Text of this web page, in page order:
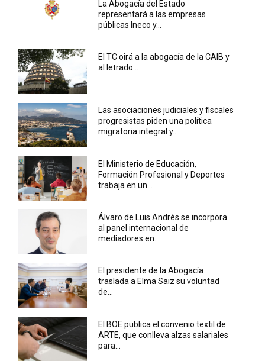
La Abogacía del Estado
representará a las empresas
públicas Ineco y...
El TC oirá a la abogacía de la CAIB y
al letrado...
Las asociaciones judiciales y fiscales
progresistas piden una política
migratoria integral y...
El Ministerio de Educación,
Formación Profesional y Deportes
trabaja en un...
Álvaro de Luis Andrés se incorpora
al panel internacional de
mediadores en...
El presidente de la Abogacía
traslada a Elma Saiz su voluntad
de...
El BOE publica el convenio textil de
ARTE, que conlleva alzas salariales
para...